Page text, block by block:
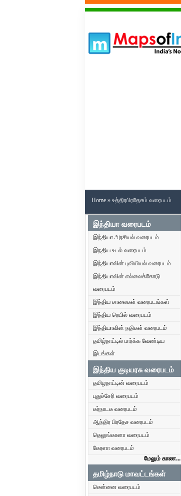
Home » உத்திரபிரதேசம் வரைபடம்
இந்தியா வரைபடம்
இந்தியா அரசியல் வரைபடம்
இநதிய உடல் வரைபடம்
இந்தியாவின் புவியியல் வரைபடம்
இந்தியாவின் எல்லைக்கோடு
வரைபடம்
இந்திய சாலைகள் வரைபடங்கள்
இந்திய ரெயில் வரைபடம்
இந்தியாவின் நதிகள் வரைபடம்
தமிழ்நாட்டில் பார்க்க வேண்டிய
இடங்கள்
இந்திய குடியரசு வரைபடம்
தமிழநாட்டின் வரைபடம்
புதுச்சேரி வரைபடம்
கர்நாடக வரைபடம்
ஆந்திர பிரதேச வரைபடம்
தெலுங்கானா வரைபடம்
கேரளா வரைபடம்
மேலும் காண...
தமிழ்நாடு மாவட்டங்கள்
சென்னை வரைபடம்